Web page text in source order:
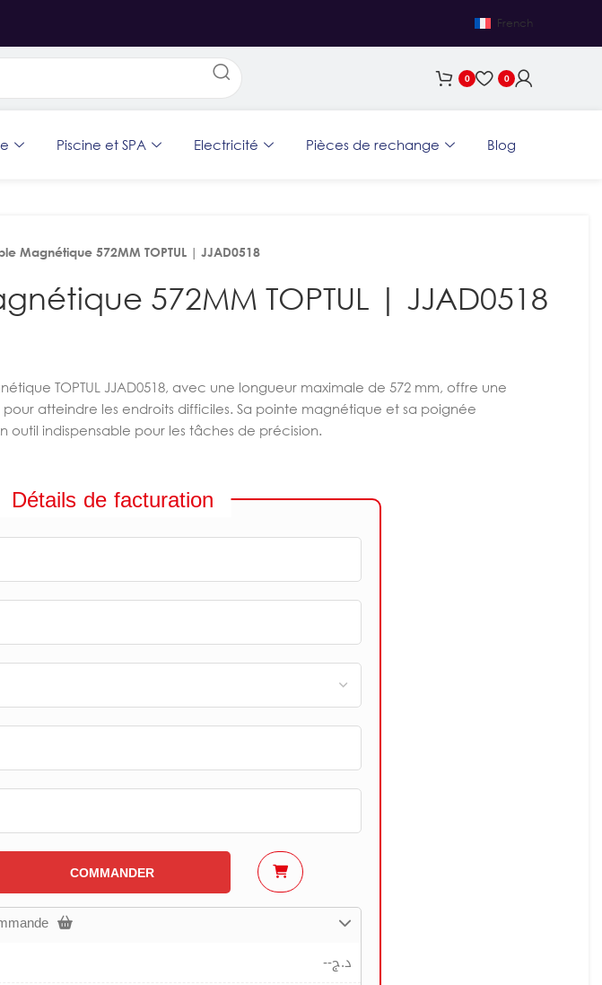
French
0 0
Piscine et SPA Electricité Pièces de rechange Blog
Magnétique 572MM TOPTUL | JJAD0518
572MM TOPTUL | JJAD0518
TOPTUL JJAD0518, avec une longueur maximale de 572 mm, offre une
atteindre les endroits difficiles. Sa pointe magnétique et sa poignée
outil indispensable pour les tâches de précision.
Détails de facturation
COMMANDER
--د.ج